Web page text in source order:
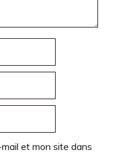
et mon site dans